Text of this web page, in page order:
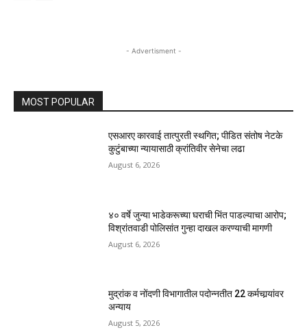
- Advertisment -
MOST POPULAR
एसआरए कारवाई तात्पुरती स्थगित; पीडित संतोष नेटके
कुटुंबाच्या न्यायासाठी क्रांतिवीर सेनेचा लढा
August 6, 2026
४० वर्षे जुन्या भाडेकरूच्या घराची भिंत पाडल्याचा आरोप;
विश्रांतवाडी पोलिसांत गुन्हा दाखल करण्याची मागणी
August 6, 2026
मुद्रांक व नोंदणी विभागातील पदोन्नतीत 22 कर्मचार्‍यांवर
अन्याय
August 5, 2026